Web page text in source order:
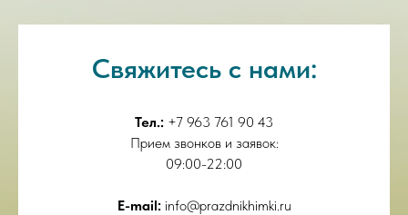
Свяжитесь с нами:
Тел.: +7 963 761 90 43
Прием звонков и заявок:
09:00-22:00
E-mail: info@prazdnikhimki.ru